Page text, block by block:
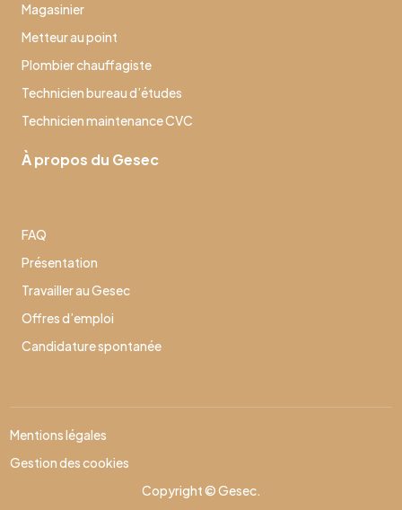
Magasinier
Metteur au point
Plombier chauffagiste
Technicien bureau d’études
Technicien maintenance CVC
À propos du Gesec
FAQ
Présentation
Travailler au Gesec
Offres d’emploi
Candidature spontanée
Copyright © Gesec.
Mentions légales
Gestion des cookies